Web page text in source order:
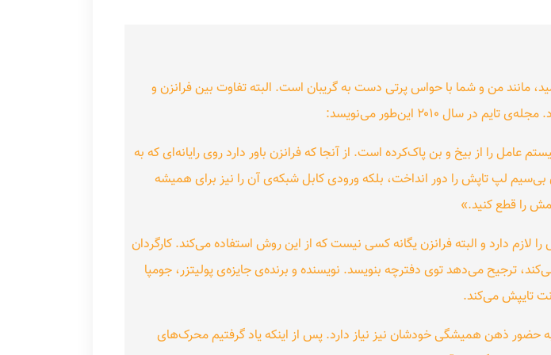
مانند من و شما با حواس پرتی دست به گریبان است. البته تفاوت بین فرانزن و
۲۰۱۰ این‌طور می‌نویسد:
را از بیخ و بن پاک‌کرده است. از آنجا که فرانزن باور دارد روی رایانه‌ای که به
لپ تاپش را دور انداخت، بلکه ورودی کابل شبکه‌ی آن را نیز برای همیشه
را قطع کنید.»
دارد و البته فرانزن یگانه کسی نیست که از این روش استفاده می‌کند. کارگردان
ترجیح می‌دهد توی دفترچه بنویسد. نویسنده و برنده‌ی جایزه‌ی پولیتزر، جومپا
تایپش می‌کند.
حضور ذهن همیشگی خودشان نیز نیاز دارد. پس از اینکه یاد گرفتیم محرک‌های